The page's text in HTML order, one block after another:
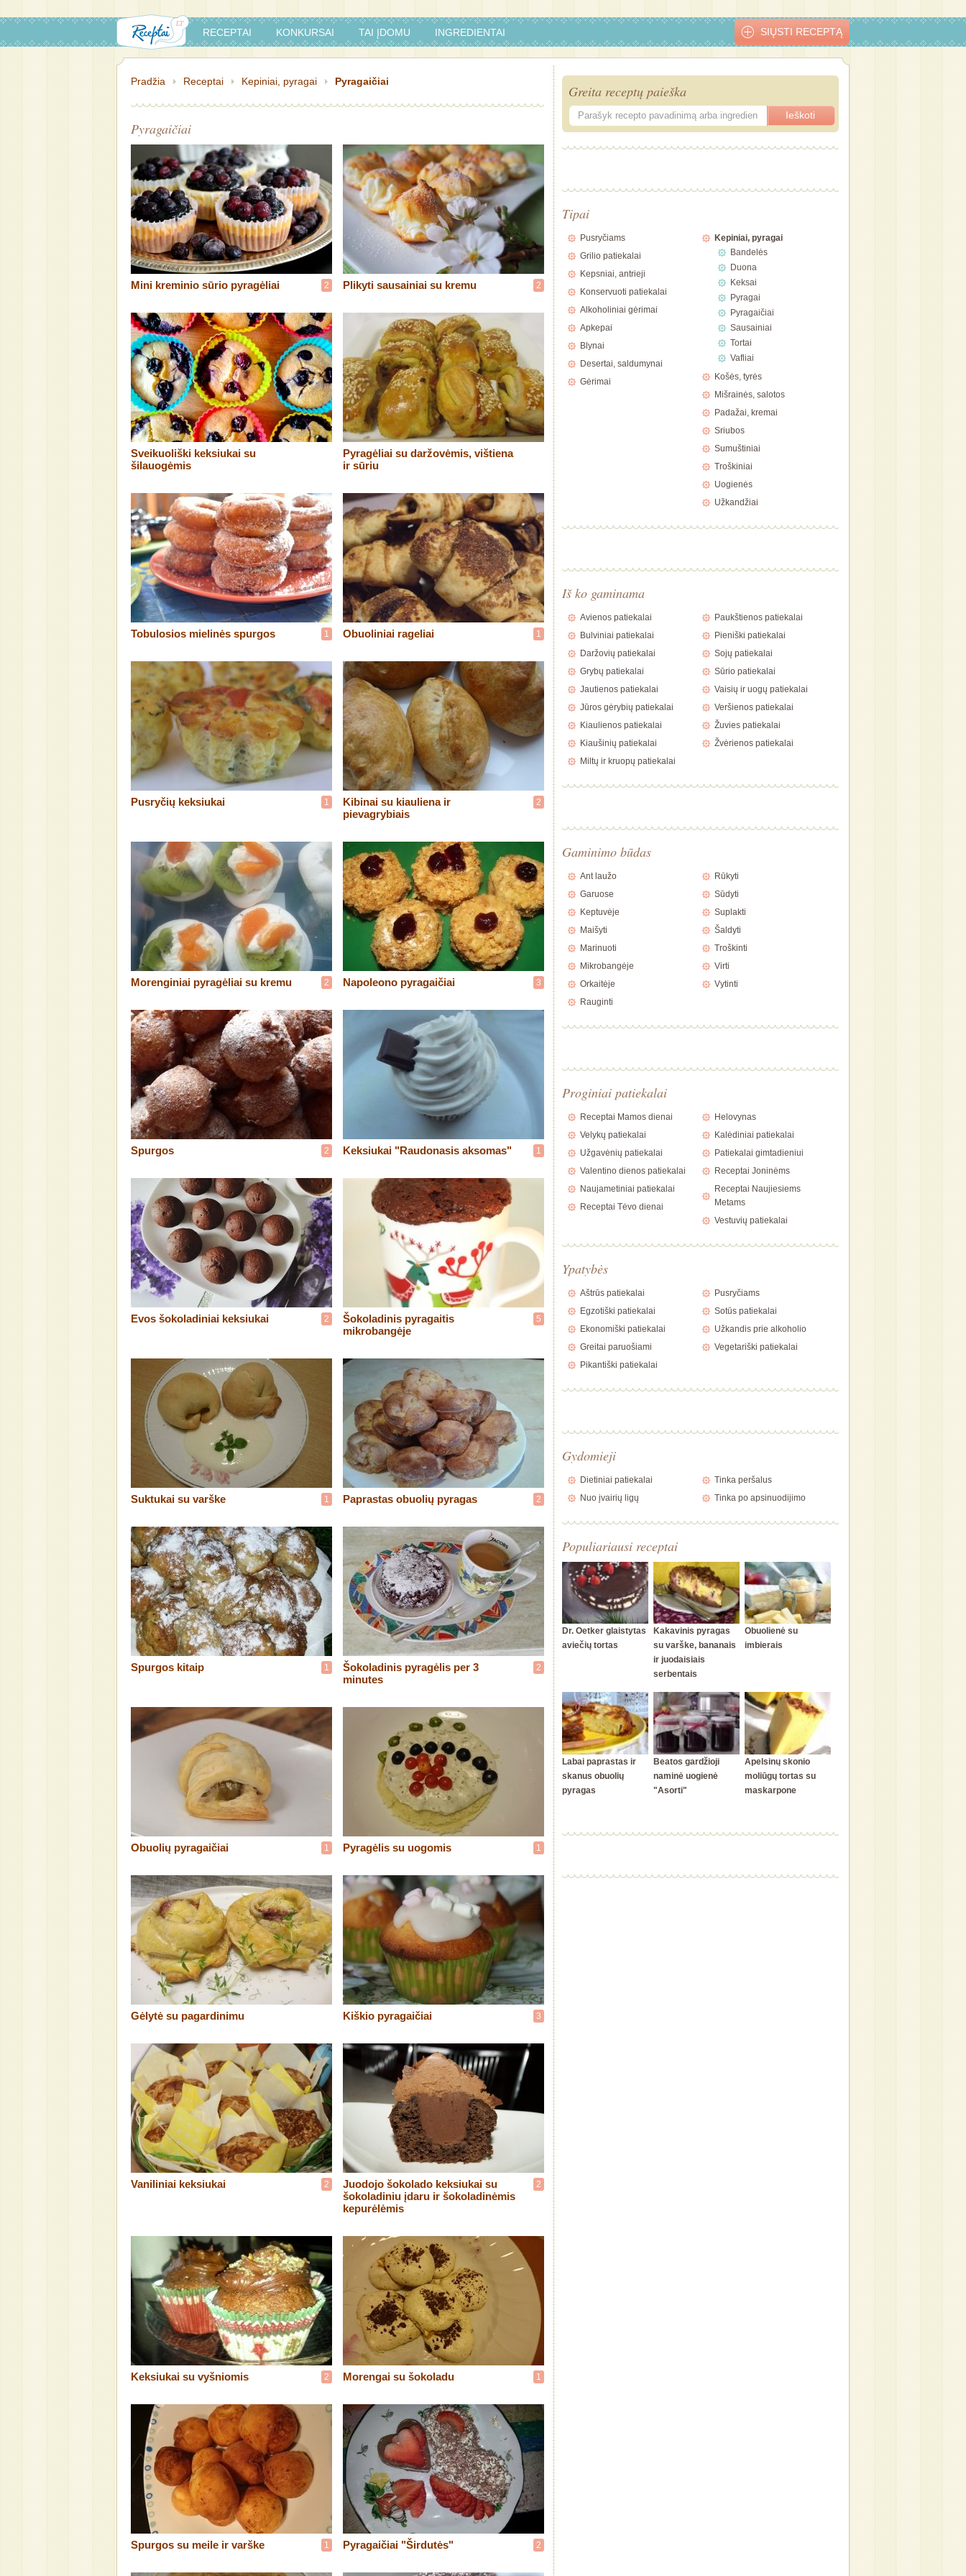
RECEPTAI KONKURSAI TAI ĮDOMU INGREDIENTAI SIŲSTI RECEPTĄ
Pradžia Receptai Kepiniai, pyragai Pyragaičiai
Pyragaičiai
Mini kreminio sūrio pyragėliai 2 Plikyti sausainiai su kremu 2
Sveikuoliški keksiukai su
šilauogėmis
Pyragėliai su daržovėmis, vištiena
ir sūriu
Tobulosios mielinės spurgos 1 Obuoliniai rageliai 1
Pusryčių keksiukai 1
Kibinai su kiauliena ir
pievagrybiais
2
Morenginiai pyragėliai su kremu 2 Napoleono pyragaičiai 3
Spurgos 2 Keksiukai "Raudonasis aksomas" 1
Evos šokoladiniai keksiukai 2
Šokoladinis pyragaitis
mikrobangėje
5
Suktukai su varške 1 Paprastas obuolių pyragas 2
Spurgos kitaip 1
Šokoladinis pyragėlis per 3
minutes
2
Obuolių pyragaičiai 1 Pyragėlis su uogomis 1
Gėlytė su pagardinimu Kiškio pyragaičiai 3
Vaniliniai keksiukai 2
Juodojo šokolado keksiukai su
šokoladiniu įdaru ir šokoladinėmis
kepurėlėmis
2
Keksiukai su vyšniomis 2 Morengai su šokoladu 1
Spurgos su meile ir varške 1 Pyragaičiai "Širdutės" 2
Greita receptų paieška
Tipai
Pusryčiams
Grilio patiekalai
Kepsniai, antrieji
Konservuoti patiekalai
Alkoholiniai gėrimai
Apkepai
Blynai
Desertai, saldumynai
Gėrimai
Kepiniai, pyragai
Bandelės
Duona
Keksai
Pyragai
Pyragaičiai
Sausainiai
Tortai
Vafliai
Košės, tyrės
Mišrainės, salotos
Padažai, kremai
Sriubos
Sumuštiniai
Troškiniai
Uogienės
Užkandžiai
Iš ko gaminama
Avienos patiekalai
Bulviniai patiekalai
Daržovių patiekalai
Grybų patiekalai
Jautienos patiekalai
Jūros gėrybių patiekalai
Kiaulienos patiekalai
Kiaušinių patiekalai
Miltų ir kruopų patiekalai
Paukštienos patiekalai
Pieniški patiekalai
Sojų patiekalai
Sūrio patiekalai
Vaisių ir uogų patiekalai
Veršienos patiekalai
Žuvies patiekalai
Žvėrienos patiekalai
Gaminimo būdas
Ant laužo
Garuose
Keptuvėje
Maišyti
Marinuoti
Mikrobangėje
Orkaitėje
Rauginti
Rūkyti
Sūdyti
Suplakti
Šaldyti
Troškinti
Virti
Vytinti
Proginiai patiekalai
Receptai Mamos dienai
Velykų patiekalai
Užgavėnių patiekalai
Valentino dienos patiekalai
Naujametiniai patiekalai
Receptai Tėvo dienai
Helovynas
Kalėdiniai patiekalai
Patiekalai gimtadieniui
Receptai Joninėms
Receptai Naujiesiems
Metams
Vestuvių patiekalai
Ypatybės
Aštrūs patiekalai
Egzotiški patiekalai
Ekonomiški patiekalai
Greitai paruošiami
Pikantiški patiekalai
Pusryčiams
Sotūs patiekalai
Užkandis prie alkoholio
Vegetariški patiekalai
Gydomieji
Dietiniai patiekalai
Nuo įvairių ligų
Tinka peršalus
Tinka po apsinuodijimo
Populiariausi receptai
Dr. Oetker glaistytas
aviečių tortas
Kakavinis pyragas
su varške, bananais
ir juodaisiais
serbentais
Obuolienė su
imbierais
Labai paprastas ir
skanus obuolių
pyragas
Beatos gardžioji
naminė uogienė
"Asorti"
Apelsinų skonio
moliūgų tortas su
maskarpone